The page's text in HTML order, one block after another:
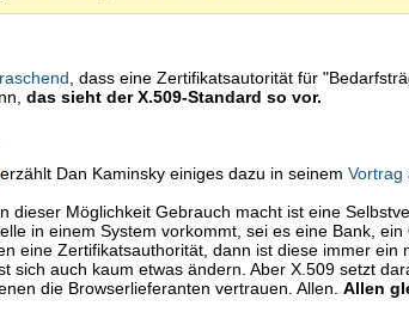
, dass eine Zertifikatsautorität für
das sieht der X.509-Standard so vor.
erzählt Dan Kaminsky einiges dazu in seinemVortrag
dieser Möglichkeit Gebrauch macht ist eine
in einem System vorkommt, sei es eine Bank, ein
eine Zertifikatsauthorität, dann ist diese immer ein
sich auch kaum etwas ändern. Aber X.509 setzt
die Browserlieferanten vertrauen. Allen.Allen